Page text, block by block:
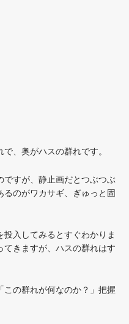
、奥がハスの群れです。
すが、静止画だとつぶつぶ
のがワカサギ、ぎゅっと固
入してみるとすぐわかりま
きますが、ハスの群れはす
この群れが何なのか？」把握